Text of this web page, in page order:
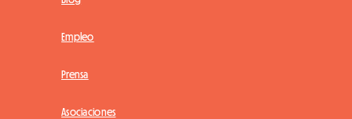
Empleo
Prensa
Asociaciones